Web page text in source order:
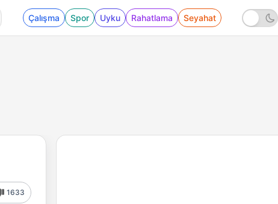
Çalışma Spor Uyku Rahatlama Seyahat
1633